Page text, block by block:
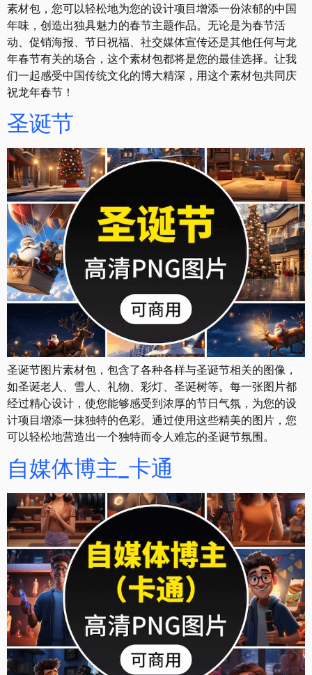
素材包，您可以轻松地为您的设计项目增添一份浓郁的中国
年味，创造出独具魅力的春节主题作品。无论是为春节活
动、促销海报、节日祝福、社交媒体宣传还是其他任何与龙
年春节有关的场合，这个素材包都将是您的最佳选择。让我
们一起感受中国传统文化的博大精深，用这个素材包共同庆
祝龙年春节！
圣诞节
圣诞节图片素材包，包含了各种各样与圣诞节相关的图像，
如圣诞老人、雪人、礼物、彩灯、圣诞树等。每一张图片都
经过精心设计，使您能够感受到浓厚的节日气氛，为您的设
计项目增添一抹独特的色彩。通过使用这些精美的图片，您
可以轻松地营造出一个独特而令人难忘的圣诞节氛围。
自媒体博主_卡通